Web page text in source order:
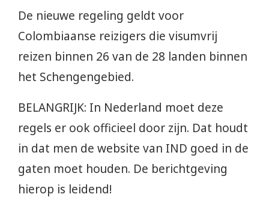
De nieuwe regeling geldt voor
Colombiaanse reizigers die visumvrij
reizen binnen 26 van de 28 landen binnen
het Schengengebied.
BELANGRIJK: In Nederland moet deze
regels er ook officieel door zijn. Dat houdt
in dat men de website van IND goed in de
gaten moet houden. De berichtgeving
hierop is leidend!